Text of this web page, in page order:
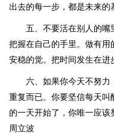
出去的每一步，都是未来的
五、不要活在别人的嘴
把握在自己的手里。做有
安稳的觉。把时间发生在进
六、如果你今天不努力
重复而已。你要坚信每天
的一天开始了，你唯一应
周立波